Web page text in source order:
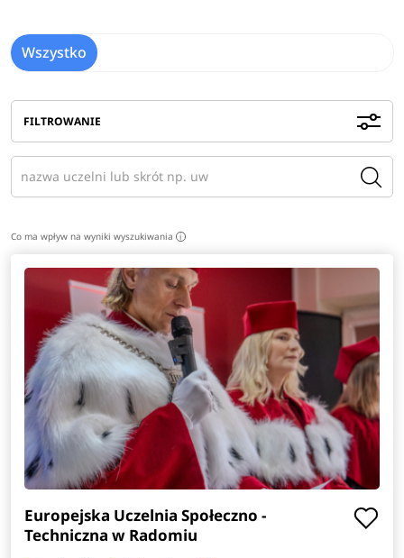
Wszystko
FILTROWANIE
Co ma wpływ na wyniki wyszukiwania i
Europejska Uczelnia Społeczno -
Techniczna w Radomiu